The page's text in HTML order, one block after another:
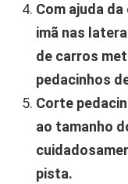
Com ajuda
imã nas
de carros
pedacinhos
Corte
ao tamanho
pista.